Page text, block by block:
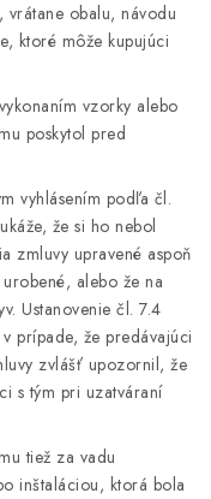
vrátane obalu, návodu
ktoré môže kupujúci
vzorky alebo
poskytol pred
vyhlásením podľa čl.
že si ho nebol
zmluvy upravené aspoň
alebo že na
Ustanovenie čl. 7.4
prípade, že predávajúci
zvlášť upozornil, že
s tým pri uzatváraní
tiež za vadu
inštaláciou, ktorá bola